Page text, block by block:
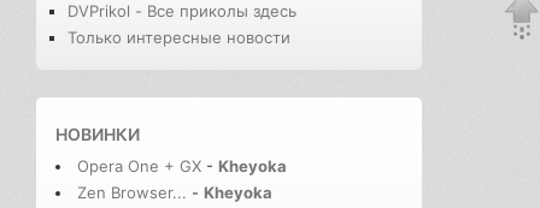
DVPrikol - Все приколы здесь
Только интересные новости
НОВИНКИ
Opera One + GX - Kheyoka
Zen Browser... - Kheyoka